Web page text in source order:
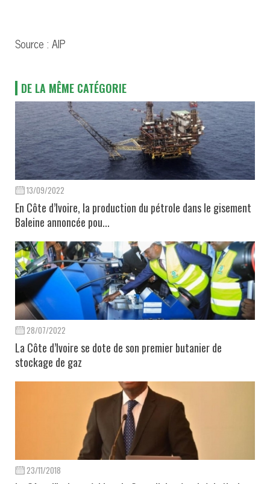
Source : AIP
DE LA MÊME CATÉGORIE
13/09/2022
En Côte d’Ivoire, la production du pétrole dans le gisement
Baleine annoncée pou...
28/07/2022
La Côte d’Ivoire se dote de son premier butanier de
stockage de gaz
23/11/2018